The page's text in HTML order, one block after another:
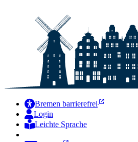
Bremen barrierefrei
Login
Leichte Sprache